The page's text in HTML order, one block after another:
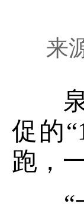
来
促的
跑，